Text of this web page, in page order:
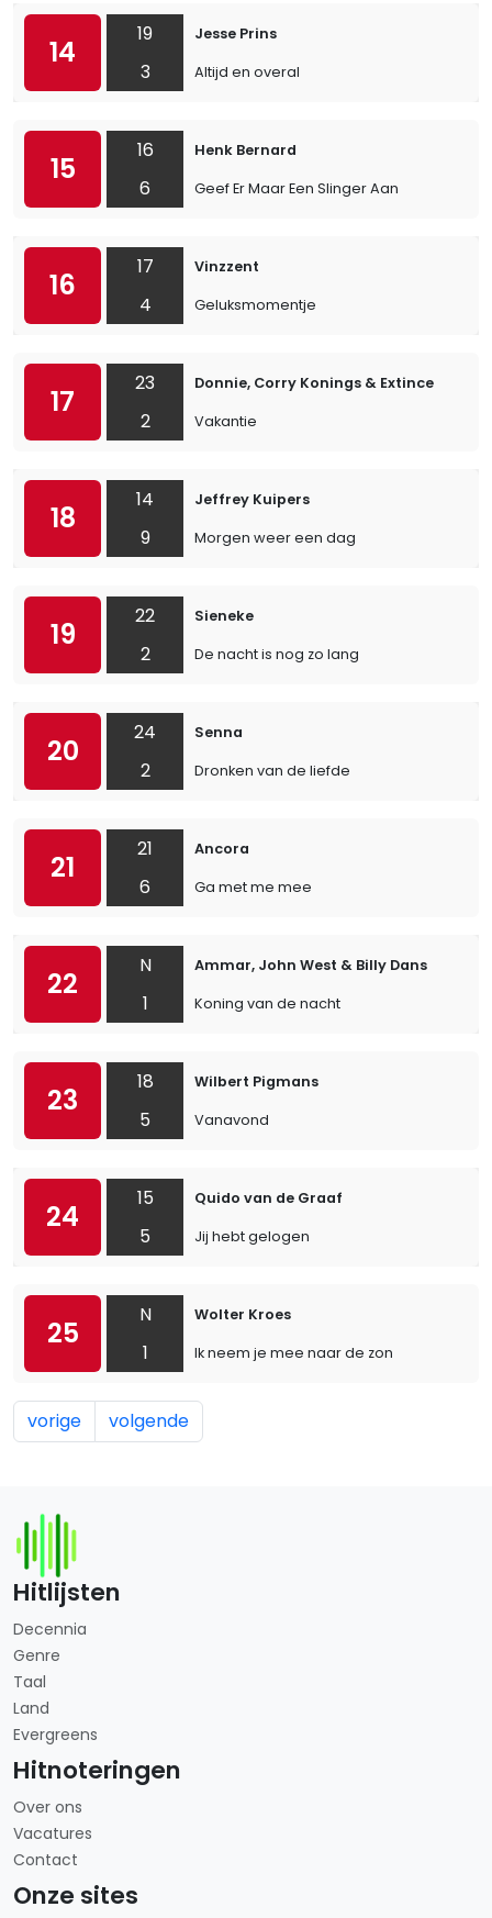
14
19
3
Jesse Prins
Altijd en overal
15
16
6
Henk Bernard
Geef Er Maar Een Slinger Aan
16
17
4
Vinzzent
Geluksmomentje
17
23
2
Donnie, Corry Konings & Extince
Vakantie
18
14
9
Jeffrey Kuipers
Morgen weer een dag
19
22
2
Sieneke
De nacht is nog zo lang
20
24
2
Senna
Dronken van de liefde
21
21
6
Ancora
Ga met me mee
22
N
1
Ammar, John West & Billy Dans
Koning van de nacht
23
18
5
Wilbert Pigmans
Vanavond
24
15
5
Quido van de Graaf
Jij hebt gelogen
25
N
1
Wolter Kroes
Ik neem je mee naar de zon
vorige volgende
Hitlijsten
Decennia
Genre
Taal
Land
Evergreens
Hitnoteringen
Over ons
Vacatures
Contact
Onze sites